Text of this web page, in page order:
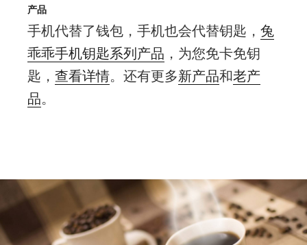
产品
手机代替了钱包，手机也会代替钥匙， 兔
乖乖手机钥匙系列产品 ，为您免卡免钥
匙， 查看详情。还有更多新产品和老产
品。